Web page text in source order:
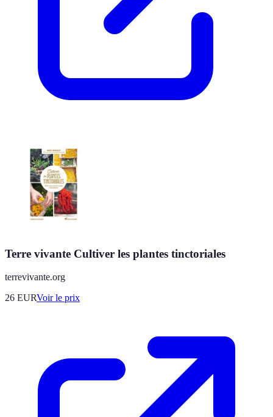
Terre vivante Cultiver les plantes tinctoriales
terrevivante.org
26 EURVoir le prix